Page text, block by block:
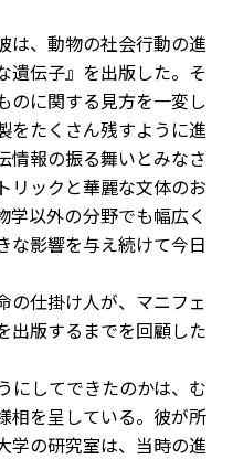
は、動物の社会行動の進
遺伝子』を出版した。そ
のに関する見方を一変し
をたくさん残すように進
情報の振る舞いとみなさ
リックと華麗な文体のお
学以外の分野でも幅広く
な影響を与え続けて今日
仕掛け人が、マニフェ
出版するまでを回顧した
にしてできたのかは、む
相を呈している。彼が所
学の研究室は、当時の進